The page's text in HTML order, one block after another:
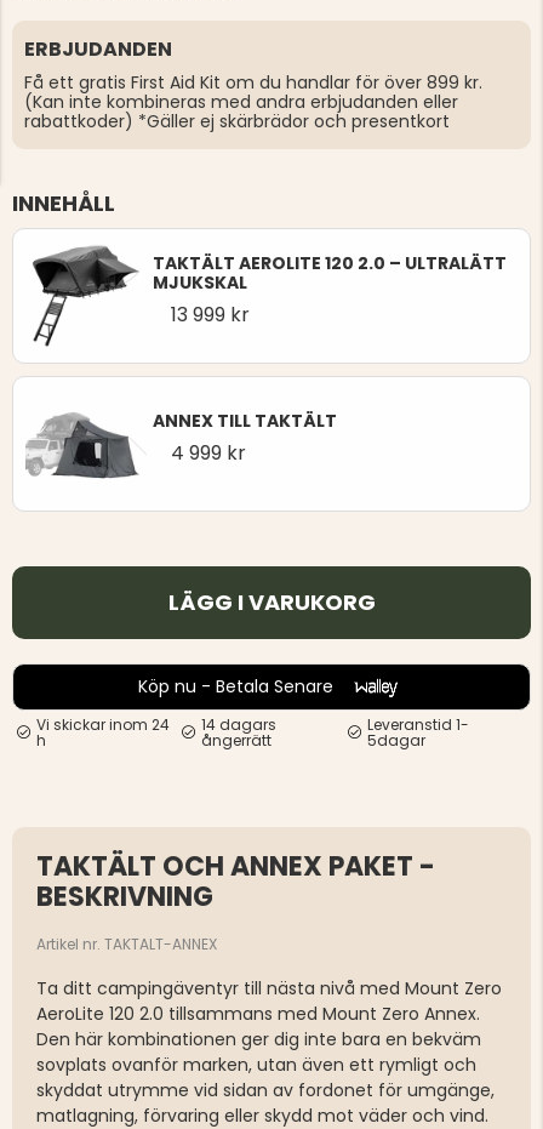
ERBJUDANDEN
Få ett gratis First Aid Kit om du handlar för över 899 kr.
(Kan inte kombineras med andra erbjudanden eller
rabattkoder) *Gäller ej skärbrädor och presentkort
INNEHÅLL
TAKTÄLT AEROLITE 120 2.0 – ULTRALÄTT
MJUKSKAL
13 999 kr
ANNEX TILL TAKTÄLT
4 999 kr
LÄGG I VARUKORG
Köp nu - Betala Senare
Vi skickar inom 24
h
14 dagars
ångerrätt
Leveranstid 1-
5dagar
TAKTÄLT OCH ANNEX PAKET -
BESKRIVNING
Artikel nr. TAKTALT-ANNEX
Ta ditt campingäventyr till nästa nivå med Mount Zero
AeroLite 120 2.0 tillsammans med Mount Zero Annex.
Den här kombinationen ger dig inte bara en bekväm
sovplats ovanför marken, utan även ett rymligt och
skyddat utrymme vid sidan av fordonet för umgänge,
matlagning, förvaring eller skydd mot väder och vind.